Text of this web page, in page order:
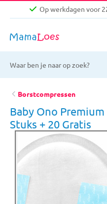
Op werkdagen voor
Gratis
Op werkdagen voor
Borstcompressen
Baby Ono
Stuks + 20 Gratis